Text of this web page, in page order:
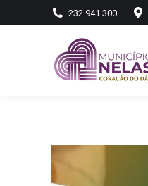
232 941 300